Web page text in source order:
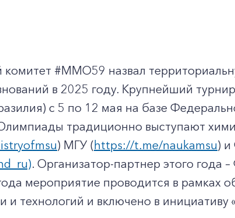
комитет #ММО59 назвал
в 2025 году. Крупнейший
с 5 по 12 мая на базе
традиционно выступают
) МГУ (https://t.me/naukamsu)
. Организатор-партнер этого года
мероприятие проводится в рамках
и технологий и включено в инициативу